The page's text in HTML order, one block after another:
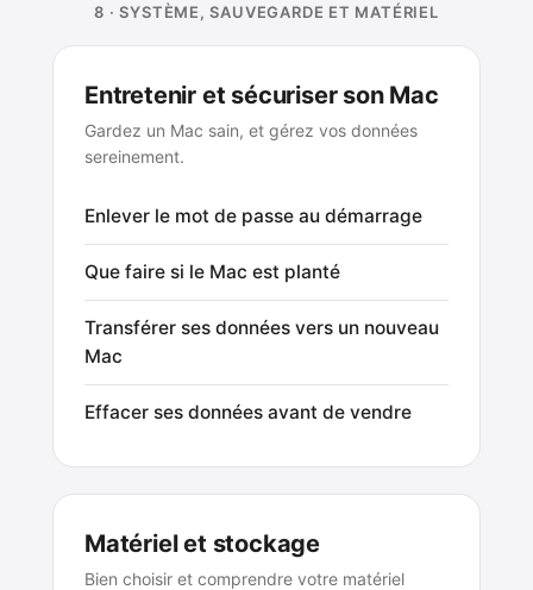
8 · SYSTÈME, SAUVEGARDE ET MATÉRIEL
Entretenir et sécuriser son Mac
Gardez un Mac sain, et gérez vos données
sereinement.
Enlever le mot de passe au démarrage
Que faire si le Mac est planté
Transférer ses données vers un nouveau
Mac
Effacer ses données avant de vendre
Matériel et stockage
Bien choisir et comprendre votre matériel